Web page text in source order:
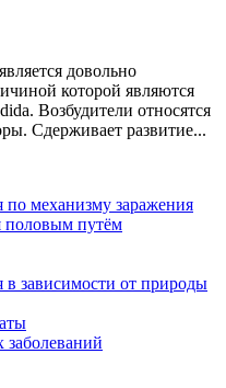
довольно
которой являются
Возбудители относятся
Сдерживает развитие...
механизму заражения
половым путём
зависимости от природы